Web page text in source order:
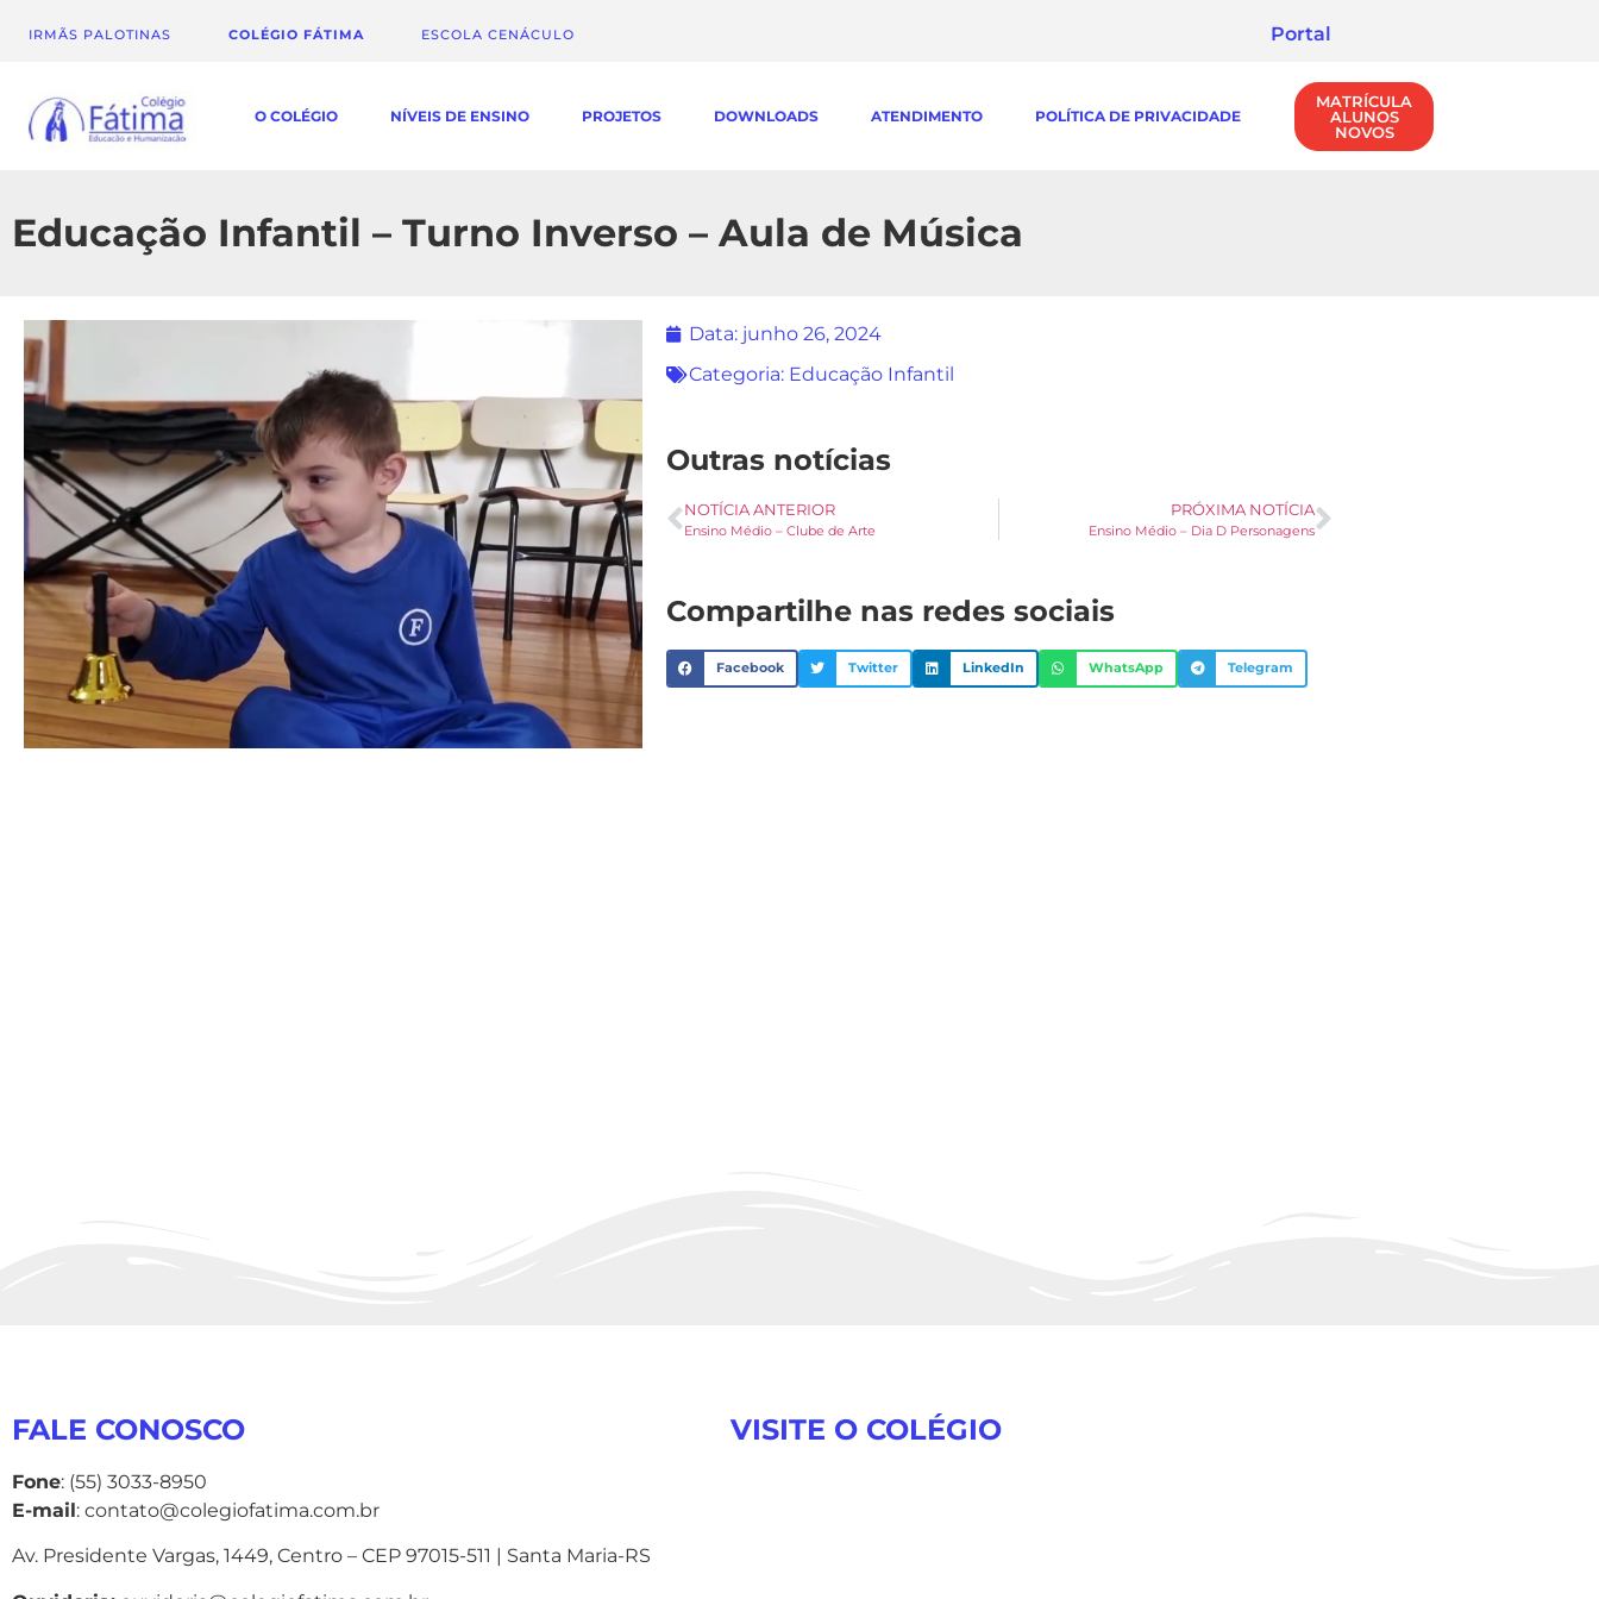
IRMÃS PALOTINAS COLÉGIO FÁTIMA ESCOLA CENÁCULO Portal
O COLÉGIO NÍVEIS DE ENSINO PROJETOS DOWNLOADS ATENDIMENTO POLÍTICA DE PRIVACIDADE
MATRÍCULA
ALUNOS
NOVOS
Educação Infantil – Turno Inverso – Aula de Música
Data: junho 26, 2024
Categoria: Educação Infantil
Outras notícias
NOTÍCIA ANTERIOR
Ensino Médio – Clube de Arte
PRÓXIMA NOTÍCIA
Ensino Médio – Dia D Personagens
Compartilhe nas redes sociais
Facebook Twitter LinkedIn WhatsApp Telegram
FALE CONOSCO
Fone: (55) 3033-8950
E-mail: contato@colegiofatima.com.br
Av. Presidente Vargas, 1449, Centro – CEP 97015-511 | Santa Maria-RS
VISITE O COLÉGIO